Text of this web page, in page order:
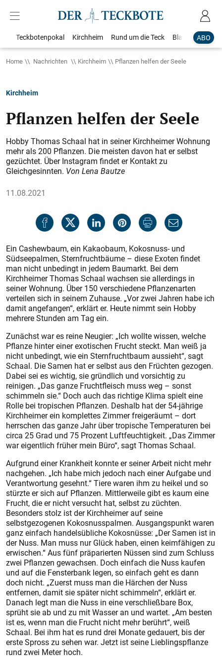
ABO
Teckbotenpokal Kirchheim Rund um die Teck Blaulicht
Home Nachrichten Kirchheim Pflanzen helfen der Seele
Kirchheim
Pflanzen helfen der Seele
Hobby Thomas Schaal hat in seiner Kirchheimer Wohnung
mehr als 200 Pflanzen. Die meisten davon hat er selbst
gezüchtet. Über Instagram findet er Kontakt zu
Gleichgesinnten. Von Lena Bautze
11.08.2021
Ein Cashewbaum, ein Kakaobaum, Kokosnuss- und
Südseepalmen, Sternfruchtbäume – diese Exoten findet
man nicht unbedingt in jedem Baumarkt. Bei dem
Kirchheimer Thomas Schaal wachsen sie allerdings in
seiner Wohnung. Über 150 verschiedene Pflanzenarten
verteilen sich in seinem Zuhause. „Vor zwei Jahren habe ich
damit angefangen“, erklärt er. Heute nimmt sein Hobby
mehrere Stunden am Tag ein.
Zunächst war es reine Neugier: „Ich wollte wissen, welche
Pflanze hinter einer exotischen Frucht steckt. Man weiß ja
nicht unbedingt, wie ein Sternfruchtbaum aussieht“, sagt
Schaal. Die Samen hat er selbst aus den Früchten gezogen.
Dabei sei es wichtig, sie gründlich und vorsichtig zu
reinigen. „Das ganze Fruchtfleisch muss weg – sonst
schimmeln sie.“ Doch auch das richtige Klima spielt eine
Rolle bei tropischen Pflanzen. Deshalb hat der 54-jährige
Kirchheimer ein komplettes Zimmer freigeräumt – dort
herrschen das ganze Jahr über tropische Temperaturen bei
circa 25 Grad und 75 Prozent Luftfeuchtigkeit. „Das Zimmer
war eigentlich früher mein Büro“, sagt Thomas Schaal.
Aufgrund einer Krankheit konnte er seiner Arbeit nicht mehr
nachgehen. „Ich habe mich jedoch nach einer Aufgabe und
Verantwortung gesehnt.“ Tiere waren ihm zu heikel und so
stürzte er sich auf Pflanzen. Mittlerweile gibt es kaum eine
Frucht, die er nicht versucht hat, selbst zu züchten.
Besonders stolz ist der Kirchheimer auf seine
selbstgezogenen Kokosnusspalmen. Ausgangspunkt waren
ganz einfach handelsübliche Kokosnüsse: „Der Samen ist in
der Nuss. Man muss nur Glück haben, einen keimfähigen zu
erwischen.“ Aus fünf präparierten Nüssen sind zum Schluss
zwei Pflanzen gewachsen. Doch einfach die Nuss kaufen
und auf die Fensterbank legen, so einfach geht es dann
doch nicht. „Zuerst muss man die Härchen der Nuss
entfernen, damit sie später nicht schimmeln“, erklärt er.
Danach legt man die Nuss in eine verschließbare Box,
sprüht sie ab und zu mit Wasser an und wartet. „Am besten
ist es, wenn man die Frucht nicht mehr berührt“, weiß
Schaal. Bei ihm hat es rund drei Monate gedauert, bis der
erste Spross zu sehen war. Jetzt ist seine Lieblingspflanze
rund zwei Meter hoch.